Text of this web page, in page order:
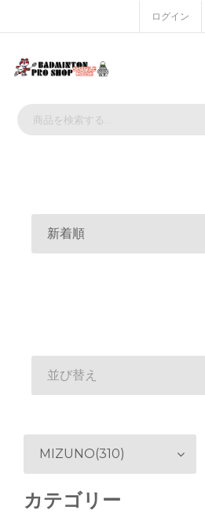
ログイン
新着順
並び替え
MIZUNO(310)
カテゴリー